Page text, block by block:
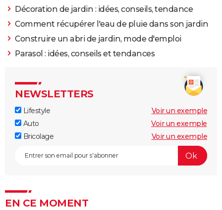
Décoration de jardin : idées, conseils, tendance
Comment récupérer l'eau de pluie dans son jardin
Construire un abri de jardin, mode d'emploi
Parasol : idées, conseils et tendances
NEWSLETTERS
Lifestyle
Voir un exemple
Auto
Voir un exemple
Bricolage
Voir un exemple
EN CE MOMENT